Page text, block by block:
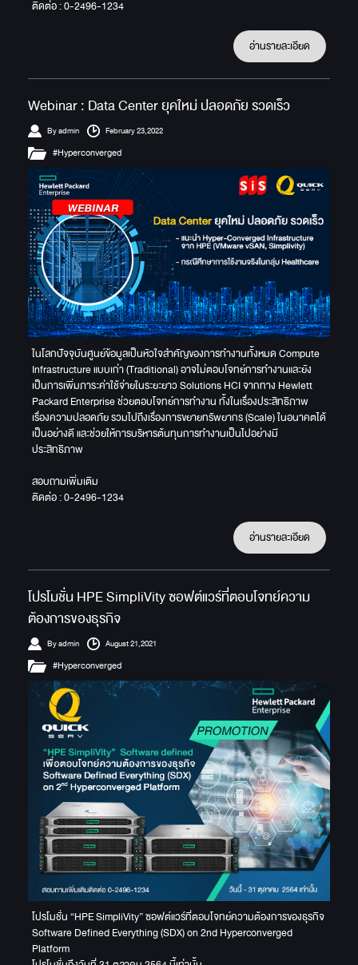
ติดต่อ : 0-2496-1234
อ่านรายละเอียด
Webinar : Data Center ยุคใหม่ ปลอดภัย รวดเร็ว
By admin February 23,2022
#Hyperconverged
ในโลกปัจจุบันศูนย์ข้อมูลเป็นหัวใจสำคัญของการทำงานทั้งหมด Compute
Infrastructure แบบเก่า (Traditional) อาจไม่ตอบโจทย์การทำงานและยัง
เป็นการเพิ่มภาระค่าใช้จ่ายในระยะยาว Solutions HCI จากทาง Hewlett
Packard Enterprise ช่วยตอบโจทย์การทำงาน ทั้งในเรื่องประสิทธิภาพ
เรื่องความปลอดภัย รวมไปถึงเรื่องการขยายทรัพยากร (Scale) ในอนาคตได้
เป็นอย่างดี และช่วยให้การบริหารต้นทุนการทำงานเป็นไปอย่างมี
ประสิทธิภาพ
สอบถามเพิ่มเติม
ติดต่อ : 0-2496-1234
อ่านรายละเอียด
โปรโมชั่น HPE SimpliVity ซอฟต์แวร์ที่ตอบโจทย์ความ
ต้องการของธุรกิจ
By admin August 21,2021
#Hyperconverged
โปรโมชั่น “HPE SimpliVity” ซอฟต์แวร์ที่ตอบโจทย์ความต้องการของธุรกิจ
Software Defined Everything (SDX) on 2nd Hyperconverged
Platform